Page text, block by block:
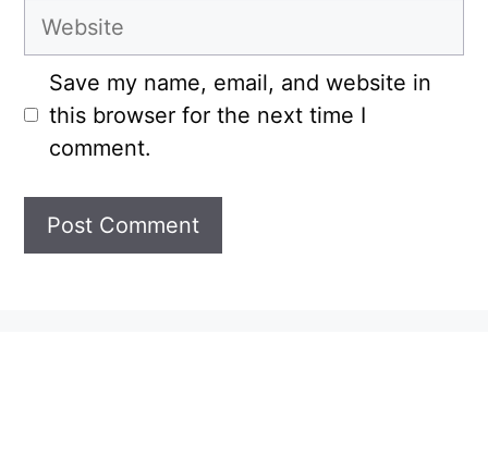
Website
Save my name, email, and website in
this browser for the next time I
comment.